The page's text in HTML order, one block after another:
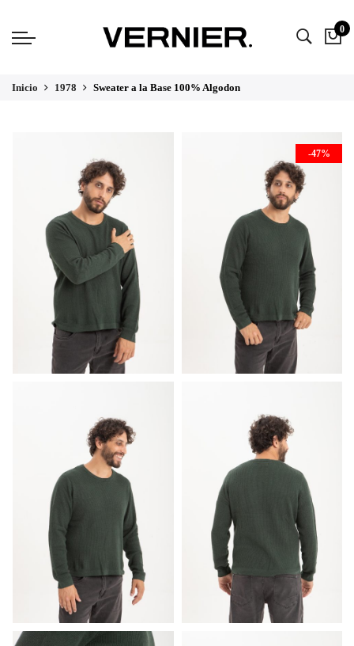
0
Inicio 1978 Sweater a la Base 100% Algodon
-47%